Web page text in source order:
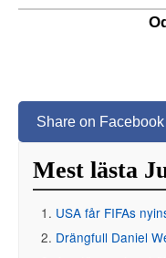
Share on Facebook
Mest lästa
USA får FIFAs
Drängfull Daniel